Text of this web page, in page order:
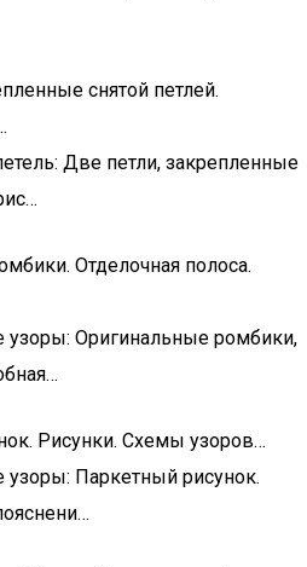
снятой петлей.
Две петли, закрепленные
Отделочная полоса.
Оригинальные ромбики,
Рисунки. Схемы узоров…
Паркетный рисунок.